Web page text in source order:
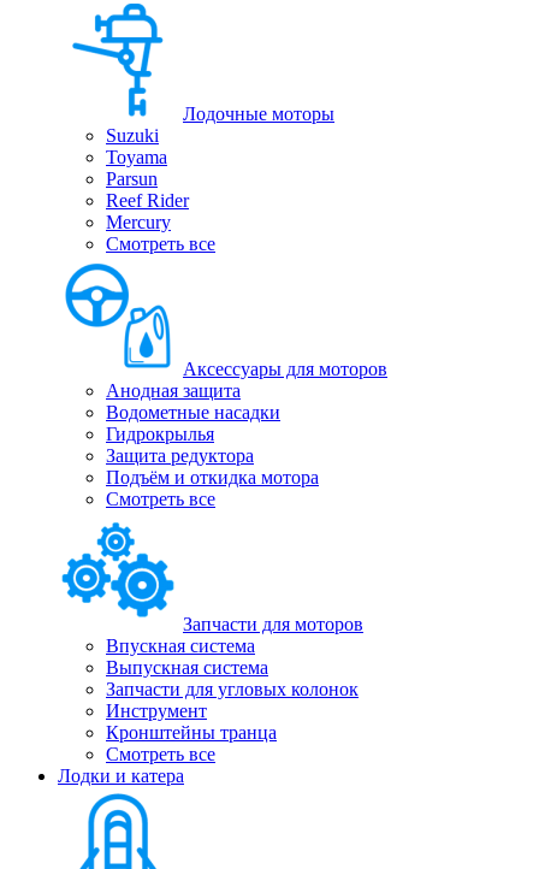
Лодочные моторы
Suzuki
Toyama
Parsun
Reef Rider
Mercury
Смотреть все
Аксессуары для моторов
Анодная защита
Водометные насадки
Гидрокрылья
Защита редуктора
Подъём и откидка мотора
Смотреть все
Запчасти для моторов
Впускная система
Выпускная система
Запчасти для угловых колонок
Инструмент
Кронштейны транца
Смотреть все
Лодки и катера